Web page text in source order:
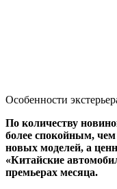
Особенности
По количеству
более спокойным, чем
новых моделей, а
«Китайские
премьерах месяца.